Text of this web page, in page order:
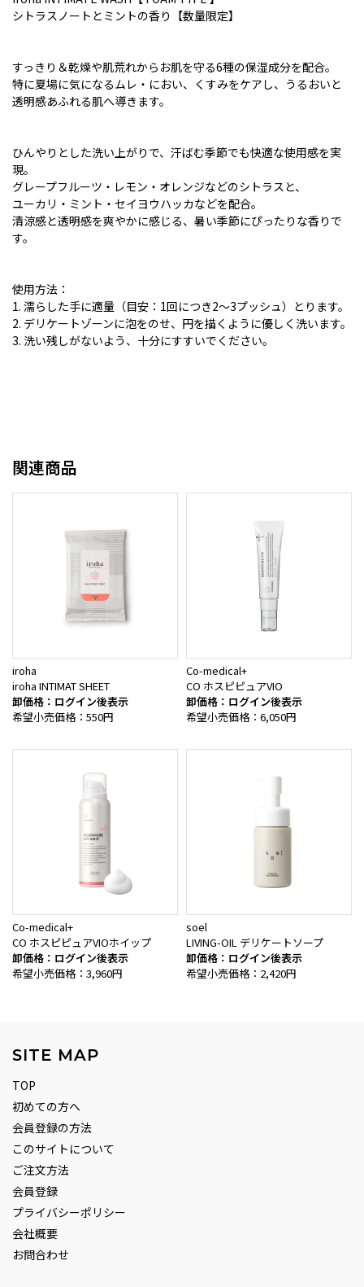
シトラスノートとミントの香り【数量限定】
すっきり＆乾燥や肌荒れからお肌を守る6種の保湿成分を配合。
特に夏場に気になるムレ・におい、くすみをケアし、うるおいと
透明感あふれる肌へ導きます。
ひんやりとした洗い上がりで、汗ばむ季節でも快適な使用感を実
現。
グレープフルーツ・レモン・オレンジなどのシトラスと、
ユーカリ・ミント・セイヨウハッカなどを配合。
清涼感と透明感を爽やかに感じる、暑い季節にぴったりな香りで
す。
使用方法：
1. 濡らした手に適量（目安：1回につき2～3プッシュ）とります。
2. デリケートゾーンに泡をのせ、円を描くように優しく洗います。
3. 洗い残しがないよう、十分にすすいでください。
関連商品
iroha
iroha INTIMAT SHEET
卸価格：ログイン後表示
希望小売価格：550円
Co-medical+
CO ホスピピュアVIO
卸価格：ログイン後表示
希望小売価格：6,050円
Co-medical+
CO ホスピピュアVIOホイップ
卸価格：ログイン後表示
希望小売価格：3,960円
soel
LIVING-OIL デリケートソープ
卸価格：ログイン後表示
希望小売価格：2,420円
SITE MAP
TOP
初めての方へ
会員登録の方法
このサイトについて
ご注文方法
会員登録
プライバシーポリシー
会社概要
お問合わせ